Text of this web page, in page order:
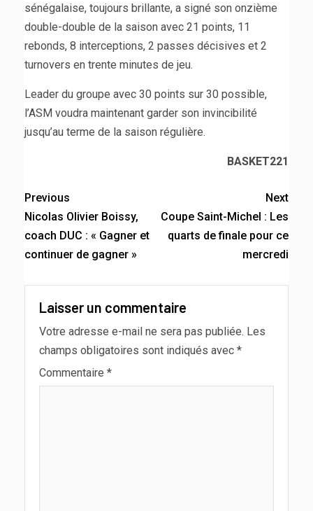
sénégalaise, toujours brillante, a signé son onzième
double-double de la saison avec 21 points, 11
rebonds, 8 interceptions, 2 passes décisives et 2
turnovers en trente minutes de jeu.
Leader du groupe avec 30 points sur 30 possible,
l’ASM voudra maintenant garder son invincibilité
jusqu’au terme de la saison régulière.
BASKET221
Previous
Nicolas Olivier Boissy,
coach DUC : « Gagner et
continuer de gagner »
Next
Coupe Saint-Michel : Les
quarts de finale pour ce
mercredi
Laisser un commentaire
Votre adresse e-mail ne sera pas publiée. Les
champs obligatoires sont indiqués avec *
Commentaire *